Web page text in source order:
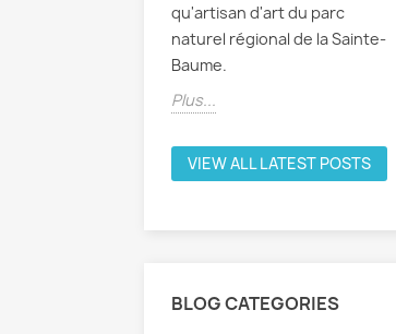
qu'artisan d'art du parc
naturel régional de la Sainte-
Baume.
Plus...
VIEW ALL LATEST POSTS
BLOG CATEGORIES